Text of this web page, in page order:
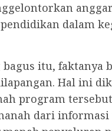
dalam
itu, faktanya
Hal ini
program
dari